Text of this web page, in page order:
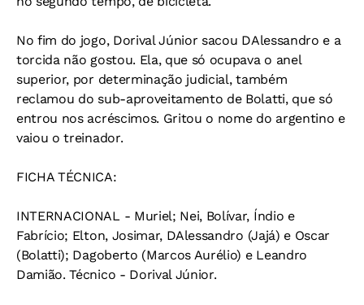
No fim do jogo, Dorival Júnior sacou DAlessandro e a
torcida não gostou. Ela, que só ocupava o anel
superior, por determinação judicial, também
reclamou do sub-aproveitamento de Bolatti, que só
entrou nos acréscimos. Gritou o nome do argentino e
vaiou o treinador.
FICHA TÉCNICA:
INTERNACIONAL - Muriel; Nei, Bolívar, Índio e
Fabrício; Elton, Josimar, DAlessandro (Jajá) e Oscar
(Bolatti); Dagoberto (Marcos Aurélio) e Leandro
Damião. Técnico - Dorival Júnior.